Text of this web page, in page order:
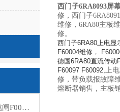
西门子直流调速器6RA70跳闸F005励磁报警处理
西门子6RA8093屏
修，西门子
维修，6RA80主板
修。
西门子6RA80上电显
F60004维修，
德国6RA80直流传动
F60097 F60092,上
修，带负载报故障
熔断器销售，主板